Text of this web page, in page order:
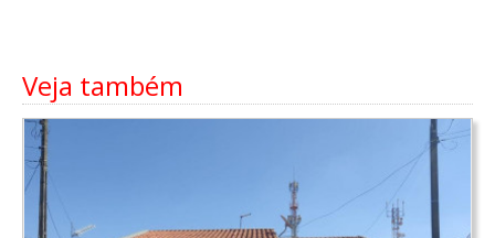
Veja também